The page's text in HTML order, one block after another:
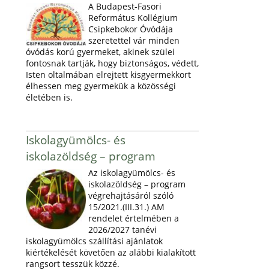
A Budapest-Fasori
Református Kollégium
Csipkebokor Óvódája
szeretettel vár minden
óvódás korú gyermeket, akinek szülei
fontosnak tartják, hogy biztonságos, védett,
Isten oltalmában elrejtett kisgyermekkort
élhessen meg gyermekük a közösségi
életében is.
Iskolagyümölcs- és
iskolazöldség – program
Az iskolagyümölcs- és
iskolazöldség – program
végrehajtásáról szóló
15/2021.(III.31.) AM
rendelet értelmében a
2026/2027 tanévi
iskolagyümölcs szállítási ajánlatok
kiértékelését követően az alábbi kialakított
rangsort tesszük közzé.